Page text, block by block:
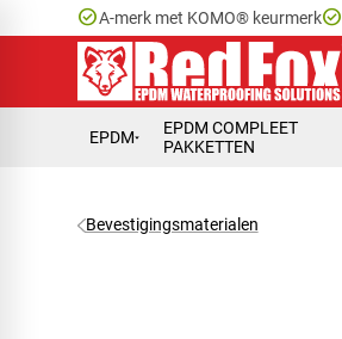
check_circleA-merk met KOMO® keurmerkcheck_circle
EPDM
EPDM COMPLEET
PAKKETTEN
Bevestigingsmaterialen